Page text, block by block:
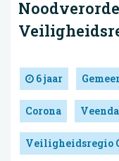
6 jaar
Corona
Veiligheidsregio